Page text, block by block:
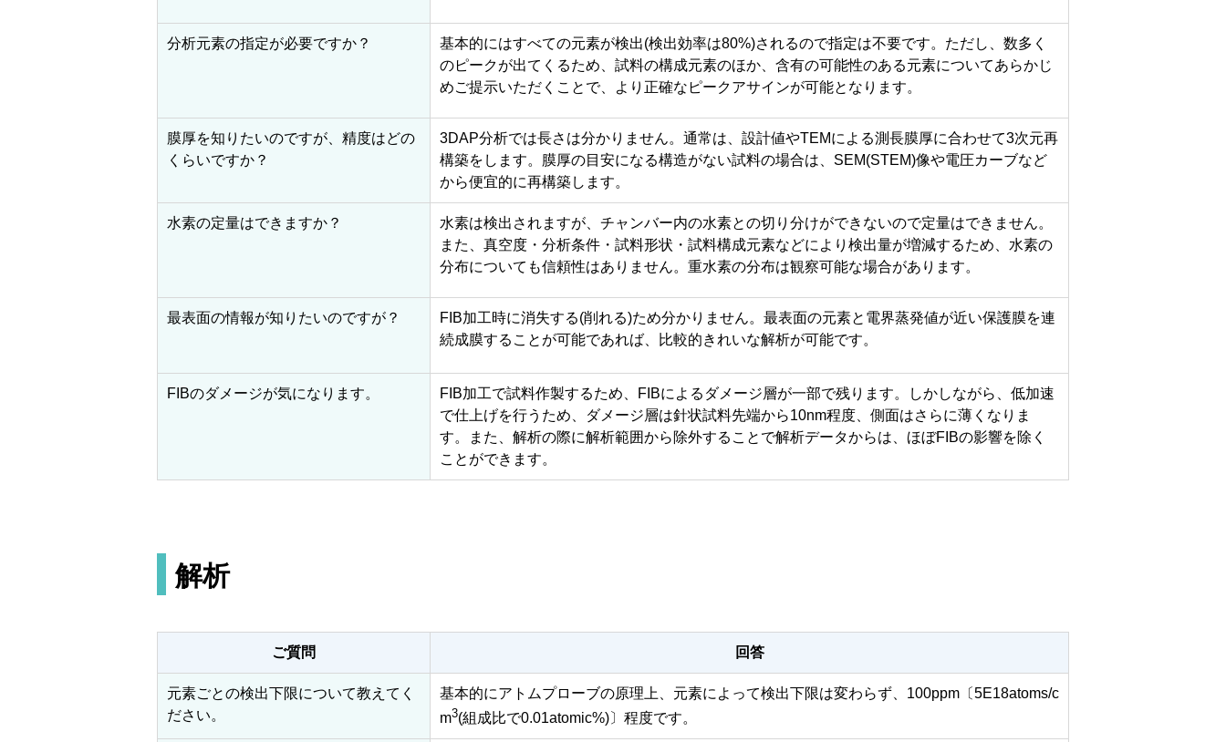
分析元素の指定が必要ですか？
基本的にはすべての元素が検出(検出効率は80%)されるので指定は不要です。ただし、数多く
のピークが出てくるため、試料の構成元素のほか、含有の可能性のある元素についてあらかじ
めご提示いただくことで、より正確なピークアサインが可能となります。
膜厚を知りたいのですが、精度はどの
くらいですか？
3DAP分析では長さは分かりません。通常は、設計値やTEMによる測長膜厚に合わせて3次元再
構築をします。膜厚の目安になる構造がない試料の場合は、SEM(STEM)像や電圧カーブなど
から便宜的に再構築します。
水素の定量はできますか？
水素は検出されますが、チャンバー内の水素との切り分けができないので定量はできません。
また、真空度・分析条件・試料形状・試料構成元素などにより検出量が増減するため、水素の
分布についても信頼性はありません。重水素の分布は観察可能な場合があります。
最表面の情報が知りたいのですが？
FIB加工時に消失する(削れる)ため分かりません。最表面の元素と電界蒸発値が近い保護膜を連
続成膜することが可能であれば、比較的きれいな解析が可能です。
FIBのダメージが気になります。
FIB加工で試料作製するため、FIBによるダメージ層が一部で残ります。しかしながら、低加速
で仕上げを行うため、ダメージ層は針状試料先端から10nm程度、側面はさらに薄くなりま
す。また、解析の際に解析範囲から除外することで解析データからは、ほぼFIBの影響を除く
ことができます。
解析
ご質問 回答
元素ごとの検出下限について教えてく
ださい。
基本的にアトムプローブの原理上、元素によって検出下限は変わらず、100ppm〔5E18atoms/c
m3(組成比で0.01atomic%)〕程度です。